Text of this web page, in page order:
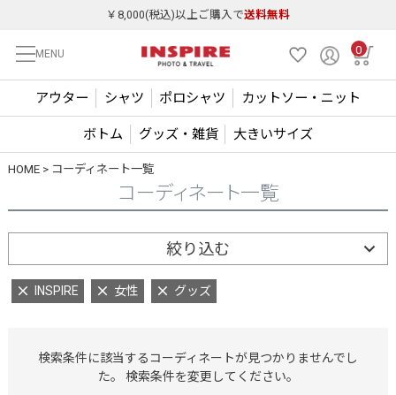
￥8,000(税込)以上ご購入で送料無料
MENU 0
アウター シャツ ポロシャツ カットソー・ニット
ボトム グッズ・雑貨 大きいサイズ
HOME コーディネート一覧
コーディネート一覧
絞り込む
INSPIRE 女性 グッズ
検索条件に該当するコーディネートが見つかりませんでし
た。 検索条件を変更してください。